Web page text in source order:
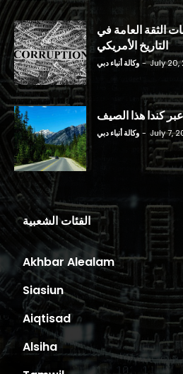
الثقة العامة في
التاريخ الأمريكي
وكالة أنباء دبي - July 20,
عبر كندا هذا الصيف
وكالة أنباء دبي - July 7,
الفئات الشعبية
Akhbar Alealam
Siasiun
Aiqtisad
Alsiha